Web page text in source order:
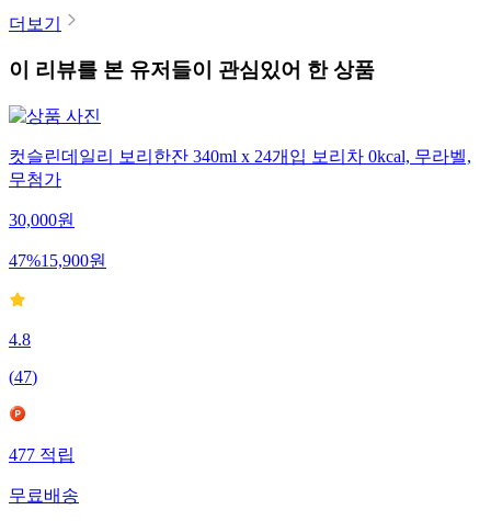
더보기
이 리뷰를 본 유저들이 관심있어 한 상품
컷슬린데일리 보리한잔 340ml x 24개입 보리차 0kcal, 무라벨,
무첨가
30,000원
47%15,900원
4.8
(47)
477 적립
무료배송